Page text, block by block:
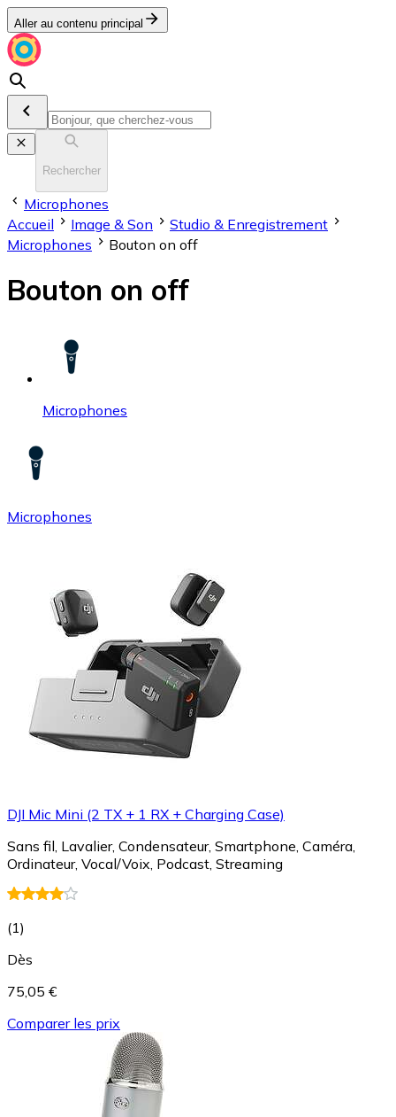
Aller au contenu principal
Rechercher
Microphones
Accueil
Image & Son
Stu­dio & En­re­gis­tre­ment
Microphones
Bouton on off
Bouton on off
Microphones
Microphones
DJI Mic Mini (2 TX + 1 RX + Charging Case)
Sans fil, Lavalier, Condensateur, Smartphone, Caméra,
Ordinateur, Vocal/Voix, Podcast, Streaming
(1)
Dès
75,05 €
Comparer les prix